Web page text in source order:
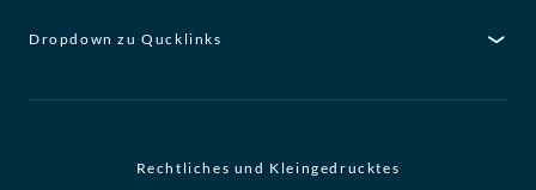
Dropdown zu Qucklinks
Rechtliches und Kleingedrucktes